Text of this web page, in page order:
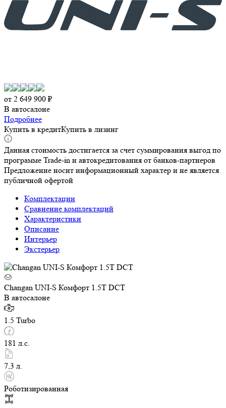
от 2 649 900 ₽
В автосалоне
Подробнее
Купить в кредитКупить в лизинг
Данная стоимость достигается за счет суммирования выгод по
программе Trade-in и автокредитования от банков-партнеров
Предложение носит информационный характер и не является
публичной офертой
Комплектации
Сравнение комплектаций
Характеристики
Описание
Интерьер
Экстерьер
Changan UNI-S Комфорт 1.5T DCT
В автосалоне
1.5 Turbo
181 л.с.
7,3 л.
Роботизированная